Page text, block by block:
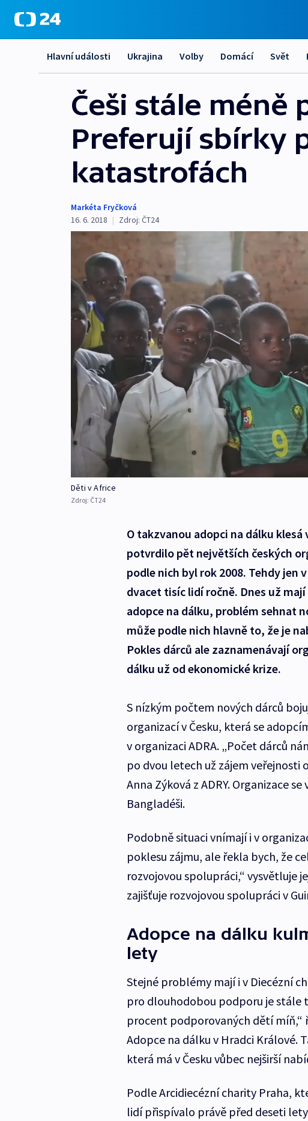
Hlavní události Ukrajina Volby Domácí Svět
Češi stále méně
Preferují sbírky
katastrofách
Markéta Fryčková
16. 6. 2018 | Zdroj: ČT24
Děti v Africe
Zdroj: ČT24
O takzvanou adopci na dálku
potvrdilo pět největších českých
podle nich byl rok 2008. Tehdy jen
dvacet tisíc lidí ročně. Dnes už
adopce na dálku, problém sehnat
může podle nich hlavně to, že je
Pokles dárců ale zaznamenávají
dálku už od ekonomické krize.
S nízkým počtem nových dárců
organizací v Česku, která se
v organizaci ADRA. „Počet dárců
po dvou letech už zájem veřejnosti
Anna Zýková z ADRY. Organizace
Bangladéši.
Podobně situaci vnímají i v
poklesu zájmu, ale řekla bych, že
rozvojovou spolupráci,“ vysvětluje
zajišťuje rozvojovou spolupráci v
Adopce na dálku
lety
Stejné problémy mají i v Diecézní
pro dlouhodobou podporu je stále
procent podporovaných dětí
Adopce na dálku v Hradci Králové.
která má v Česku vůbec nejširší
Podle Arcidiecézní charity Praha,
lidí přispívalo právě před deseti